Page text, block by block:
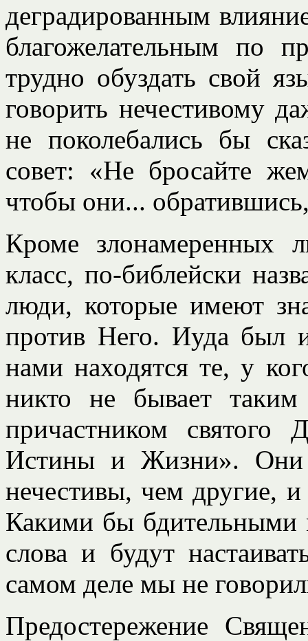
деградированным
благожелательным по
трудно обуздать свой
говорить нечестивому
не поколебались бы
совет: «Не бросайте
чтобы они...
Кроме злонамеренных
класс, по-библейски
люди, которые имеют
против Него. Иуда был
нами находятся те, у
никто не бывает
причастником
Истины и Жизни». Они
нечестивы, чем другие,
Какими бы
слова и будут
самом деле мы не
Предостережение